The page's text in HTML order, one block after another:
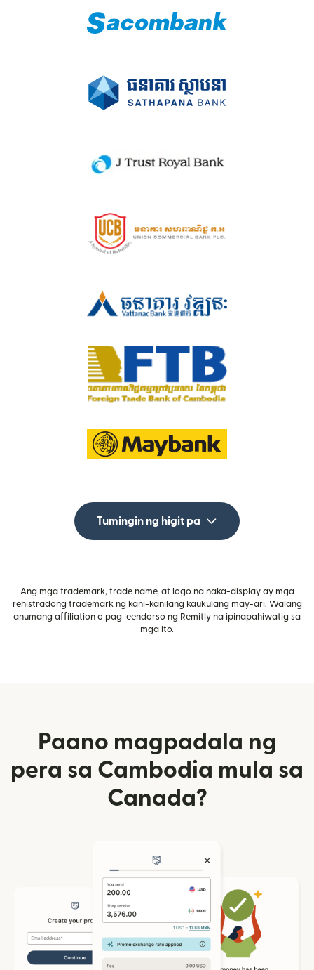
Tumingin ng higit pa
Ang mga trademark, trade name, at logo na naka-display ay mga
rehistradong trademark ng kani-kanilang kaukulang may-ari. Walang
anumang affiliation o pag-eendorso ng Remitly na ipinapahiwatig sa
mga ito.
Paano magpadala ng
pera sa Cambodia mula sa
Canada?